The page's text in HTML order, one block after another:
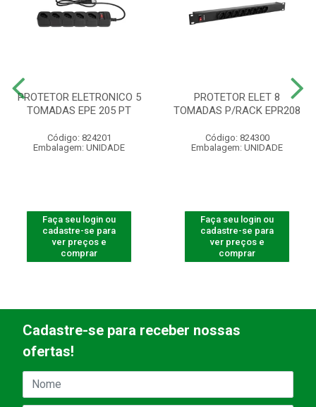
PROTETOR ELETRONICO 5
TOMADAS EPE 205 PT
Código: 824201
Embalagem: UNIDADE
Faça seu login ou
cadastre-se para
ver preços e
comprar
PROTETOR ELET 8
TOMADAS P/RACK EPR208
Código: 824300
Embalagem: UNIDADE
Faça seu login ou
cadastre-se para
ver preços e
comprar
Cadastre-se para receber nossas
ofertas!